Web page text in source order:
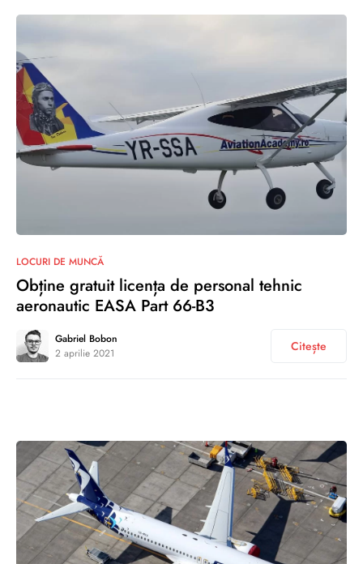
LOCURI DE MUNCĂ
Obține gratuit licența de personal tehnic
aeronautic EASA Part 66-B3
Gabriel Bobon
2 aprilie 2021
Citește